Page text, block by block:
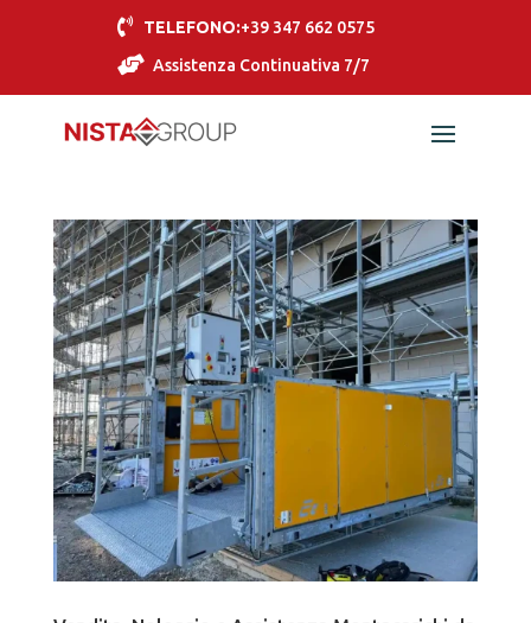
 TELEFONO:+39 347 662 0575
 Assistenza Continuativa 7/7